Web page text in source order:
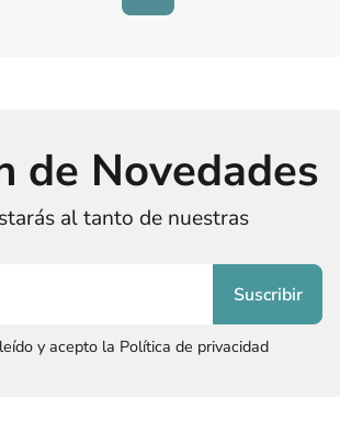
de Novedades
al tanto de nuestras
y acepto la Política de privacidad